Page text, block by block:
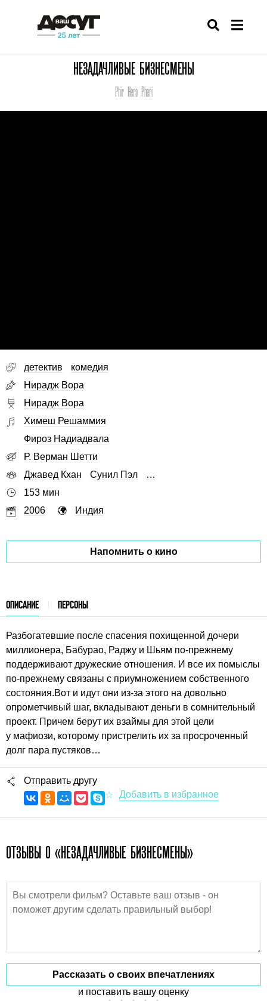
НЕЗАДАЧЛИВЫЕ БИЗНЕСМЕНЫ
Phir Hera Pheri
детектив
комедия
Нирадж Вора
Нирадж Вора
Химеш Решаммия
Фироз Надиадвала
Р. Верман Шетти
Джавед Кхан
Сунил Пэл
…
153 мин
2006
Индия
Напомнить о кино
ОПИСАНИЕ ПЕРСОНЫ
Разбогатевшие после спасения похищенной дочери
миллионера, Бабурао, Раджу и Шьям по-прежнему
поддерживают дружеские отношения. И все их помыслы
по-прежнему связаны с приумножением собственного
состояния.Вот и идут они из-за этого на довольно
опрометчивый шаг, вкладывают деньги в сомнительный
проект. Причем берут их взаймы для этой цели
у мафиози, которому пристрелить их за просроченный
долг пара пустяков…
Отправить другу
ОТЗЫВЫ О «НЕЗАДАЧЛИВЫЕ БИЗНЕСМЕНЫ»
Рассказать о своих впечатлениях
и поставить вашу оценку